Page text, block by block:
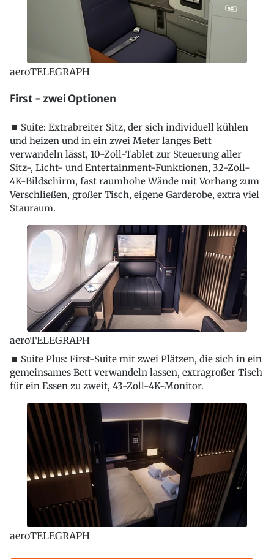
aeroTELEGRAPH
First - zwei Optionen
⏹ Suite: Extrabreiter Sitz, der sich individuell kühlen
und heizen und in ein zwei Meter langes Bett
verwandeln lässt, 10-Zoll-Tablet zur Steuerung aller
Sitz-, Licht- und Entertainment-Funktionen, 32-Zoll-
4K-Bildschirm, fast raumhohe Wände mit Vorhang zum
Verschließen, großer Tisch, eigene Garderobe, extra viel
Stauraum.
aeroTELEGRAPH
⏹ Suite Plus: First-Suite mit zwei Plätzen, die sich in ein
gemeinsames Bett verwandeln lassen, extragroßer Tisch
für ein Essen zu zweit, 43-Zoll-4K-Monitor.
aeroTELEGRAPH